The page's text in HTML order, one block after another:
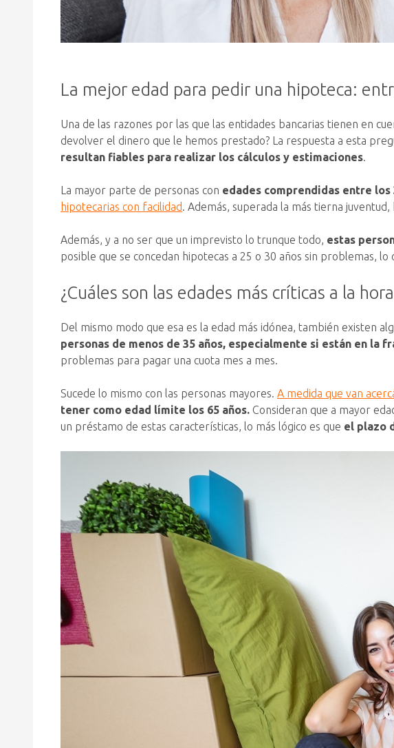
La mejor edad para pedir una hipoteca:
Una de las razones por las que las entidades bancarias tienen en
devolver el dinero que le hemos prestado? La respuesta a esta
resultan fiables para realizar los cálculos y estimaciones.
La mayor parte de personas con edades comprendidas entre
hipotecarias con facilidad. Además, superada la más tierna
Además, y a no ser que un imprevisto lo trunque todo, estas
posible que se concedan hipotecas a 25 o 30 años sin problemas,
¿Cuáles son las edades más críticas a la
Del mismo modo que esa es la edad más idónea, también existen
personas de menos de 35 años, especialmente si están en la
problemas para pagar una cuota mes a mes.
Sucede lo mismo con las personas mayores. A medida que van
tener como edad límite los 65 años. Consideran que a mayor
un préstamo de estas características, lo más lógico es que el plazo